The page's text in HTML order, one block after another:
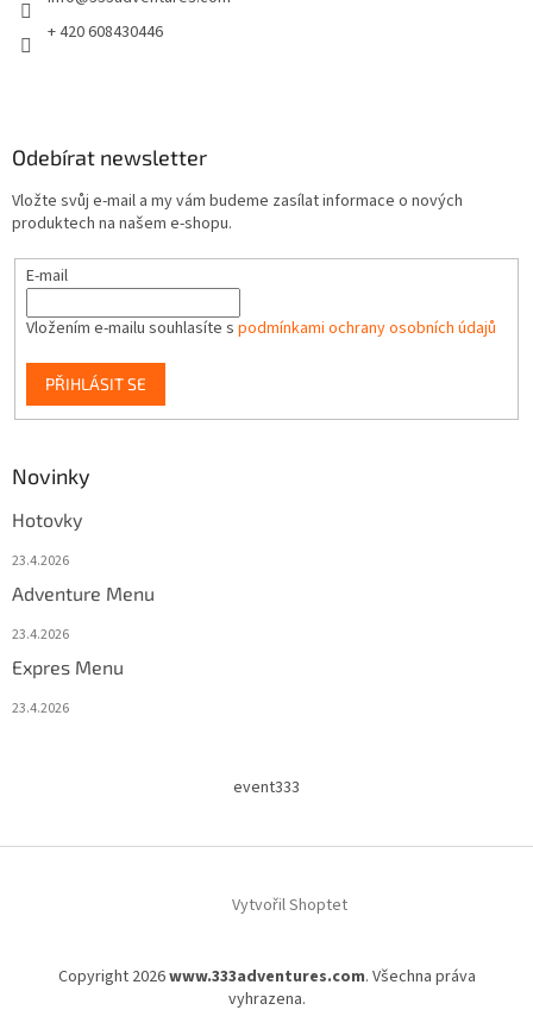
+ 420 608430446
Odebírat newsletter
Vložte svůj e-mail a my vám budeme zasílat informace o nových
produktech na našem e-shopu.
E-mail
Vložením e-mailu souhlasíte s podmínkami ochrany osobních údajů
PŘIHLÁSIT SE
Novinky
Hotovky
23.4.2026
Adventure Menu
23.4.2026
Expres Menu
23.4.2026
event333
Vytvořil Shoptet
Copyright 2026www.333adventures.com. Všechna práva
vyhrazena.